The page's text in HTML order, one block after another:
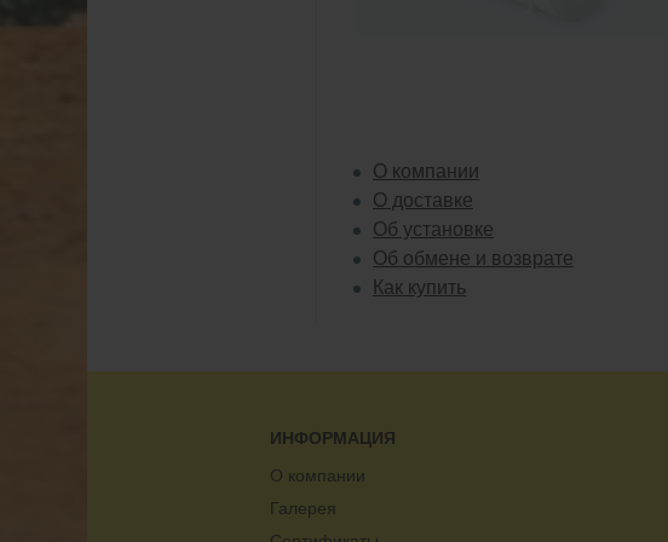
О компании
О доставке
Об установке
Об обмене и возврате
Как купить
ИНФОРМАЦИЯ
О компании
Галерея